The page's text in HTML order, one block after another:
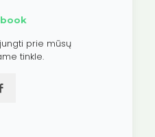
prie mūsų
tinkle.